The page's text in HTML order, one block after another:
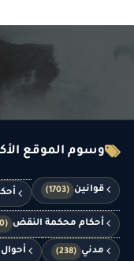
وسوم الموقع
قوانين (1703)
أحكام محكمة النقض (1630)
مدني (238)